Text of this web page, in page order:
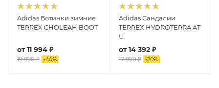
Adidas Ботинки зимние
TERREX CHOLEAH BOOT
от11 994 ₽
19 990 ₽ -40%
Adidas Сандалии
TERREX HYDROTERRA AT
U
от14 392 ₽
17 990 ₽ -20%